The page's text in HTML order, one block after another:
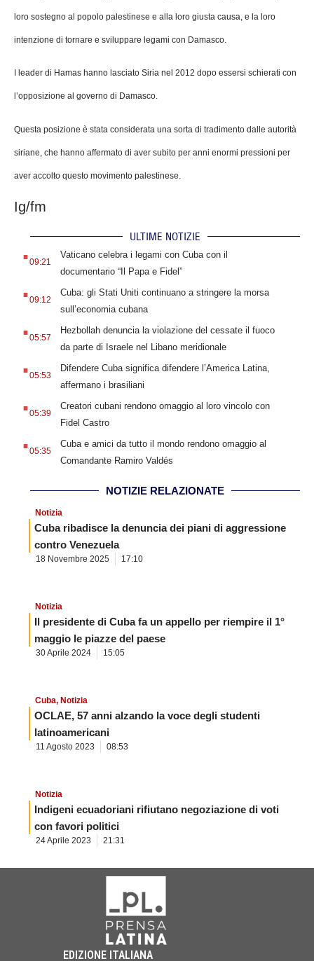
loro sostegno al popolo palestinese e alla loro giusta causa, e la loro
intenzione di tornare e sviluppare legami con Damasco.
I leader di Hamas hanno lasciato Siria nel 2012 dopo essersi schierati con
l’opposizione al governo di Damasco.
Questa posizione è stata considerata una sorta di tradimento dalle autorità
siriane, che hanno affermato di aver subito per anni enormi pressioni per
aver accolto questo movimento palestinese.
Ig/fm
ULTIME NOTIZIE
.09:21
Vaticano celebra i legami con Cuba con il
documentario “Il Papa e Fidel”
.09:12
Cuba: gli Stati Uniti continuano a stringere la morsa
sull’economia cubana
.05:57
Hezbollah denuncia la violazione del cessate il fuoco
da parte di Israele nel Libano meridionale
.05:53
Difendere Cuba significa difendere l’America Latina,
affermano i brasiliani
.05:39
Creatori cubani rendono omaggio al loro vincolo con
Fidel Castro
.05:35
Cuba e amici da tutto il mondo rendono omaggio al
Comandante Ramiro Valdés
NOTIZIE RELAZIONATE
Notizia
Cuba ribadisce la denuncia dei piani di aggressione
contro Venezuela
18 Novembre 2025 17:10
Notizia
Il presidente di Cuba fa un appello per riempire il 1°
maggio le piazze del paese
30 Aprile 2024 15:05
Cuba, Notizia
OCLAE, 57 anni alzando la voce degli studenti
latinoamericani
11 Agosto 2023 08:53
Notizia
Indigeni ecuadoriani rifiutano negoziazione di voti
con favori politici
24 Aprile 2023 21:31
EDIZIONE ITALIANA